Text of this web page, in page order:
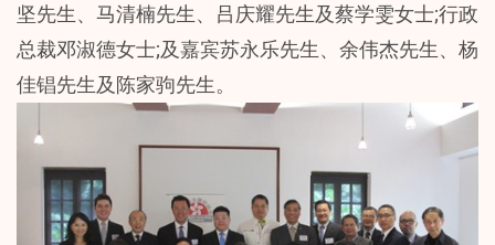
坚先生、马清楠先生、吕庆耀先生及蔡学雯女士;行政
总裁邓淑德女士;及嘉宾苏永乐先生、余伟杰先生、杨
佳锠先生及陈家驹先生。